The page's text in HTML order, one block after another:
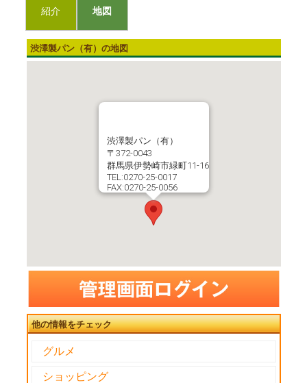
紹介 地図
渋澤製パン（有）の地図
渋澤製パン（有）
〒372-0043
群馬県伊勢崎市緑町11-16
TEL:0270-25-0017
FAX:0270-25-0056
他の情報をチェック
グルメ
ショッピング